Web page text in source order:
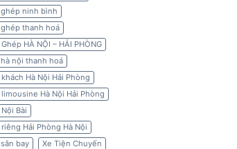
ninh bình
thanh hoá
HÀ NỘI – HẢI PHÒNG
nội thanh hoá
khách Hà Nội Hải Phòng
limousine Hà Nội Hải Phòng
Bài
riêng Hải Phòng Hà Nội
bay
Xe Tiện Chuyến